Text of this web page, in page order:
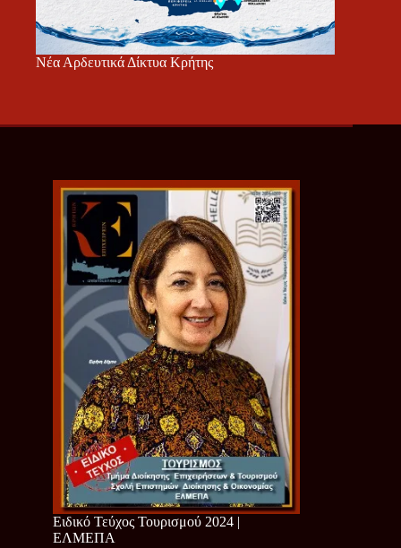
Νέα Αρδευτικά Δίκτυα Κρήτης
Ειδικό Τεύχος Τουρισμού 2024 |
ΕΛΜΕΠΑ